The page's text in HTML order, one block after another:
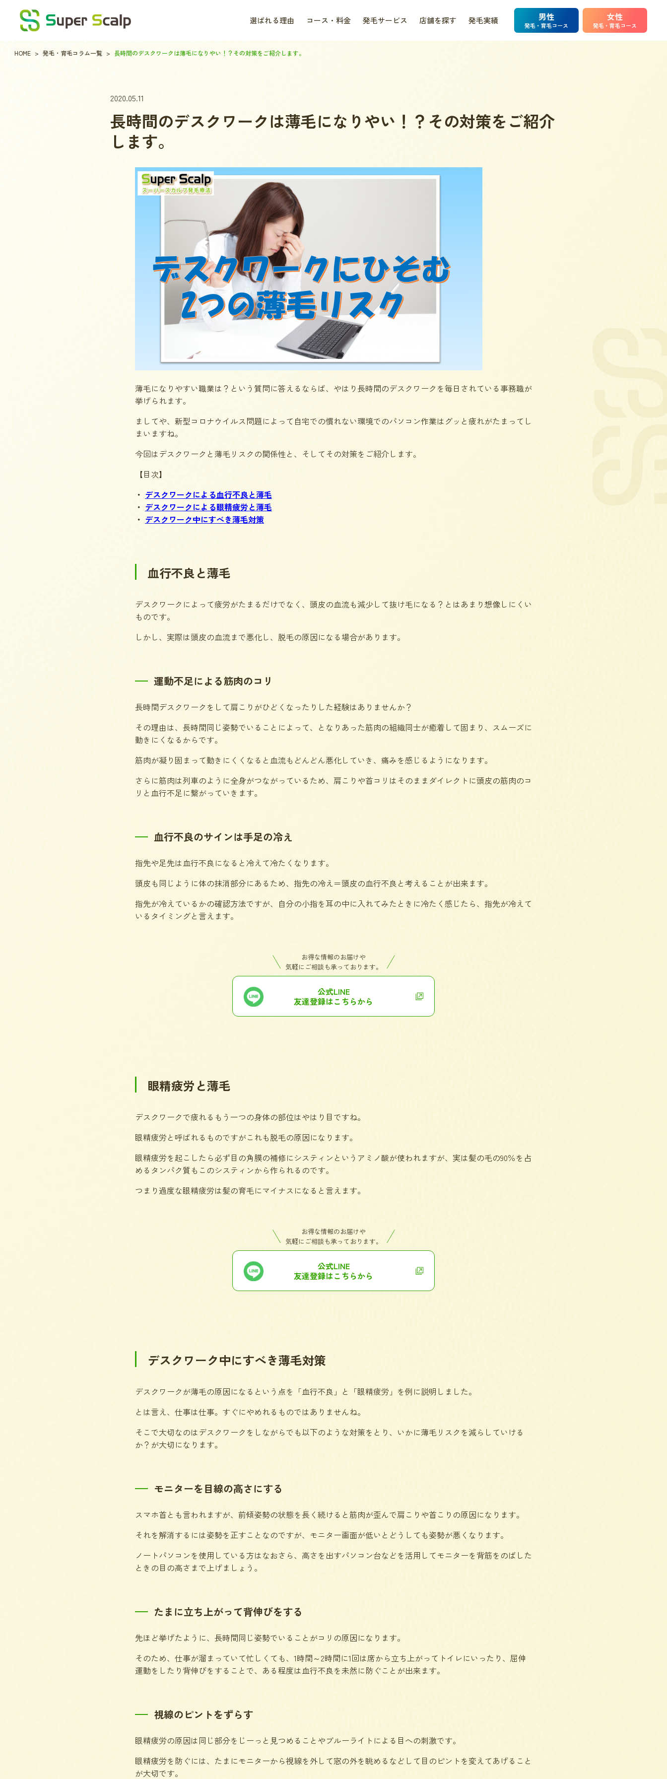
選ばれる理由 コース・料金 発毛サービス 店舗を探す 発毛実績 男性
発毛・育毛コース
女性
発毛・育毛コース
HOME 発毛・育毛コラム一覧 長時間のデスクワークは薄毛になりやい！？その対策をご紹介します。
2020.05.11
長時間のデスクワークは薄毛になりやい！？その対策をご紹介
します。
薄毛になりやすい職業は？という質問に答えるならば、やはり長時間のデスクワークを毎日されている事務職が
挙げられます。
ましてや、新型コロナウイルス問題によって自宅での慣れない環境でのパソコン作業はグッと疲れがたまってし
まいますね。
今回はデスクワークと薄毛リスクの関係性と、そしてその対策をご紹介します。
【目次】
デスクワークによる血行不良と薄毛
デスクワークによる眼精疲労と薄毛
デスクワーク中にすべき薄毛対策
血行不良と薄毛
デスクワークによって疲労がたまるだけでなく、頭皮の血流も減少して抜け毛になる？とはあまり想像しにくい
ものです。
しかし、実際は頭皮の血流まで悪化し、脱毛の原因になる場合があります。
運動不足による筋肉のコリ
長時間デスクワークをして肩こりがひどくなったりした経験はありませんか？
その理由は、長時間同じ姿勢でいることによって、となりあった筋肉の組織同士が癒着して固まり、スムーズに
動きにくなるからです。
筋肉が凝り固まって動きにくくなると血流もどんどん悪化していき、痛みを感じるようになります。
さらに筋肉は列車のように全身がつながっているため、肩こりや首コリはそのままダイレクトに頭皮の筋肉のコ
リと血行不足に繋がっていきます。
血行不良のサインは手足の冷え
指先や足先は血行不良になると冷えて冷たくなります。
頭皮も同じように体の抹消部分にあるため、指先の冷え＝頭皮の血行不良と考えることが出来ます。
指先が冷えているかの確認方法ですが、自分の小指を耳の中に入れてみたときに冷たく感じたら、指先が冷えて
いるタイミングと言えます。
お得な情報のお届けや
気軽にご相談も承っております。
公式LINE
友達登録はこちらから
眼精疲労と薄毛
デスクワークで疲れるもう一つの身体の部位はやはり目ですね。
眼精疲労と呼ばれるものですがこれも脱毛の原因になります。
眼精疲労を起こしたら必ず目の角膜の補修にシスティンというアミノ酸が使われますが、実は髪の毛の90％を占
めるタンパク質もこのシスティンから作られるのです。
つまり過度な眼精疲労は髪の育毛にマイナスになると言えます。
お得な情報のお届けや
気軽にご相談も承っております。
公式LINE
友達登録はこちらから
デスクワーク中にすべき薄毛対策
デスクワークが薄毛の原因になるという点を「血行不良」と「眼精疲労」を例に説明しました。
とは言え、仕事は仕事。すぐにやめれるものではありませんね。
そこで大切なのはデスクワークをしながらでも以下のような対策をとり、いかに薄毛リスクを減らしていける
か？が大切になります。
モニターを目線の高さにする
スマホ首とも言われますが、前傾姿勢の状態を長く続けると筋肉が歪んで肩こりや首こりの原因になります。
それを解消するには姿勢を正すことなのですが、モニター画面が低いとどうしても姿勢が悪くなります。
ノートパソコンを使用している方はなおさら、高さを出すパソコン台などを活用してモニターを背筋をのばした
ときの目の高さまで上げましょう。
たまに立ち上がって背伸びをする
先ほど挙げたように、長時間同じ姿勢でいることがコリの原因になります。
そのため、仕事が溜まっていて忙しくても、1時間～2時間に1回は席から立ち上がってトイレにいったり、屈伸
運動をしたり背伸びをすることで、ある程度は血行不良を未然に防ぐことが出来ます。
視線のピントをずらす
眼精疲労の原因は同じ部分をじーっと見つめることやブルーライトによる目への刺激です。
眼精疲労を防ぐには、たまにモニターから視線を外して窓の外を眺めるなどして目のピントを変えてあげること
が大切です。